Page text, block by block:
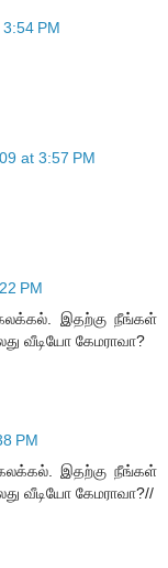
PM
at 3:57 PM
PM
இதற்கு நீங்கள்
வீடியோ கேமராவா?
PM
இதற்கு நீங்கள்
வீடியோ கேமராவா?//